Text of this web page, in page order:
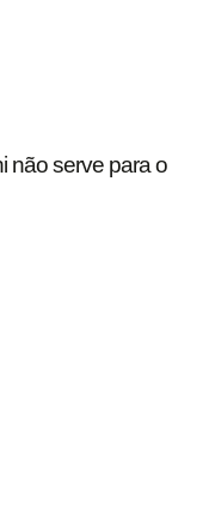
não serve para o